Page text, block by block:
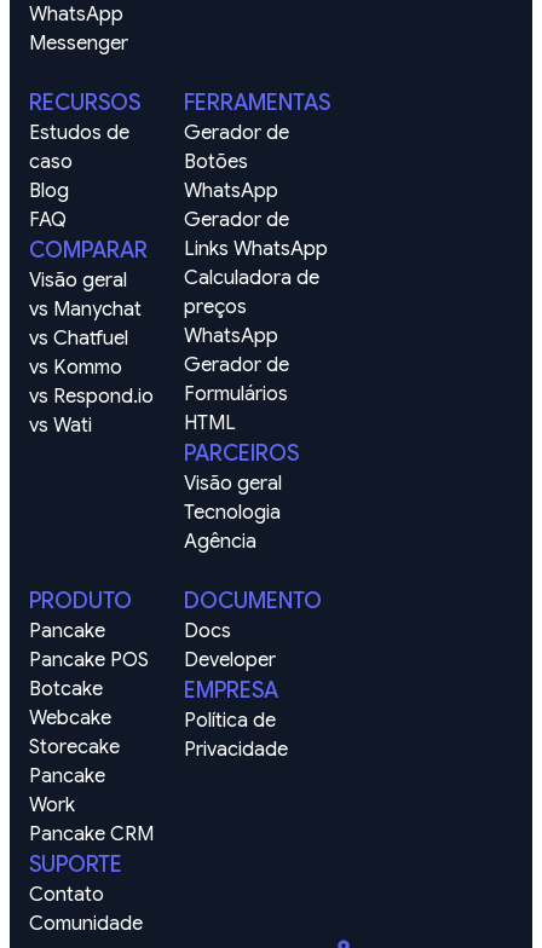
WhatsApp
Messenger
RECURSOS
Estudos de
caso
Blog
FAQ
COMPARAR
Visão geral
vs Manychat
vs Chatfuel
vs Kommo
vs Respond.io
vs Wati
FERRAMENTAS
Gerador de
Botões
WhatsApp
Gerador de
Links WhatsApp
Calculadora de
preços
WhatsApp
Gerador de
Formulários
HTML
PARCEIROS
Visão geral
Tecnologia
Agência
PRODUTO
Pancake
Pancake POS
Botcake
Webcake
Storecake
Pancake
Work
Pancake CRM
SUPORTE
Contato
Comunidade
DOCUMENTO
Docs
Developer
EMPRESA
Política de
Privacidade